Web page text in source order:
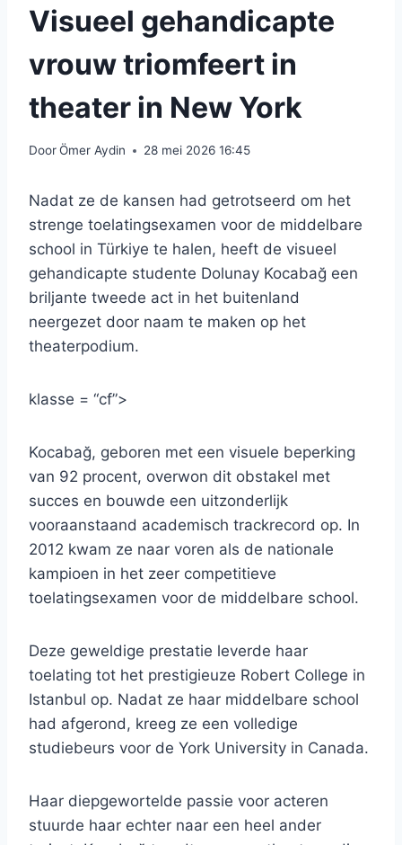
Visueel gehandicapte
vrouw triomfeert in
theater in New York
DoorÖmer Aydin 28 mei 2026 16:45
Nadat ze de kansen had getrotseerd om het
strenge toelatingsexamen voor de middelbare
school in Türkiye te halen, heeft de visueel
gehandicapte studente Dolunay Kocabağ een
briljante tweede act in het buitenland
neergezet door naam te maken op het
theaterpodium.
klasse = “cf”>
Kocabağ, geboren met een visuele beperking
van 92 procent, overwon dit obstakel met
succes en bouwde een uitzonderlijk
vooraanstaand academisch trackrecord op. In
2012 kwam ze naar voren als de nationale
kampioen in het zeer competitieve
toelatingsexamen voor de middelbare school.
Deze geweldige prestatie leverde haar
toelating tot het prestigieuze Robert College in
Istanbul op. Nadat ze haar middelbare school
had afgerond, kreeg ze een volledige
studiebeurs voor de York University in Canada.
Haar diepgewortelde passie voor acteren
stuurde haar echter naar een heel ander